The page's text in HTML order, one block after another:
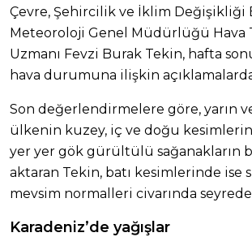
Çevre, Şehircilik ve İklim Değişikliği
Meteoroloji Genel Müdürlüğü Hava
Uzmanı Fevzi Burak Tekin, hafta
hava durumuna ilişkin
Son değerlendirmelere göre, yarın
ülkenin kuzey, iç ve doğu
yer yer gök gürültülü sağanakların
aktaran Tekin, batı kesimlerinde ise
mevsim normalleri civarında
Karadeniz’de yağışlar